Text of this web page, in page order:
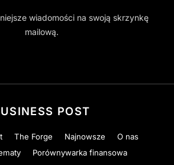
wiadomości na swoją skrzynkę
mailową.
POST
The Forge Najnowsze
O nas
Porównywarka finansowa